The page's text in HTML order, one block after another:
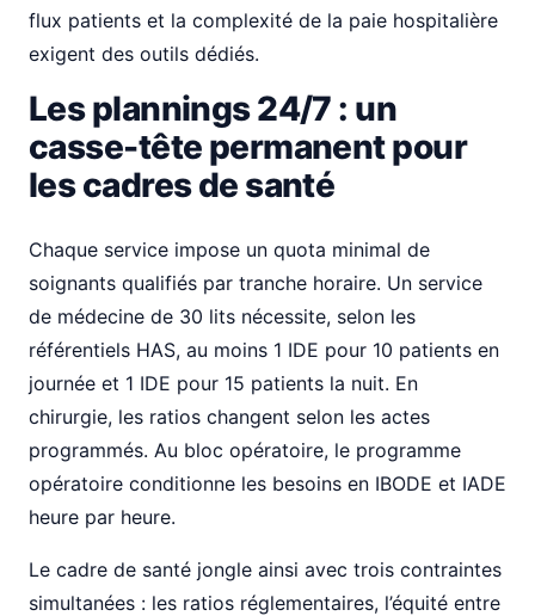
flux patients et la complexité de la paie hospitalière
exigent des outils dédiés.
Les plannings 24/7 : un
casse-tête permanent pour
les cadres de santé
Chaque service impose un quota minimal de
soignants qualifiés par tranche horaire. Un service
de médecine de 30 lits nécessite, selon les
référentiels HAS, au moins 1 IDE pour 10 patients en
journée et 1 IDE pour 15 patients la nuit. En
chirurgie, les ratios changent selon les actes
programmés. Au bloc opératoire, le programme
opératoire conditionne les besoins en IBODE et IADE
heure par heure.
Le cadre de santé jongle ainsi avec trois contraintes
simultanées : les ratios réglementaires, l’équité entre